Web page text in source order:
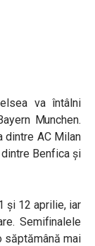
va întâlni
Munchen.
dintre AC Milan
Benfica și
și 12 aprilie, iar
Semifinalele
săptămână mai